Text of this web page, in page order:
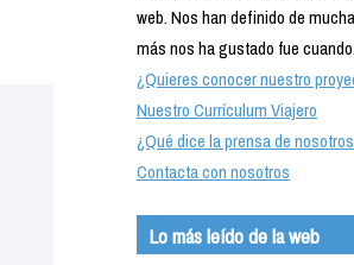
web. Nos han definido de
más nos ha gustado fue
¿Quieres conocer nuestro
Nuestro Currículum Viajero
¿Qué dice la prensa de
Contacta con nosotros
Lo más leído de la web